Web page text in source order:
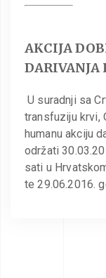
AKCIJA
DARIVANJA
U suradnji sa
transfuziju krvi,
humanu akciju
održati
sati u
te 29.06.2016.